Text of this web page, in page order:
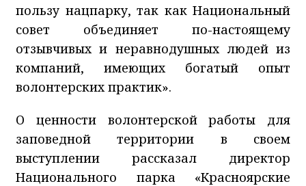
пользу нацпарку, так как Национальный
совет объединяет по-настоящему
отзывчивых и неравнодушных людей из
компаний, имеющих богатый опыт
волонтерских практик».
О ценности волонтерской работы для
заповедной территории в своем
выступлении рассказал директор
Национального парка «Красноярские